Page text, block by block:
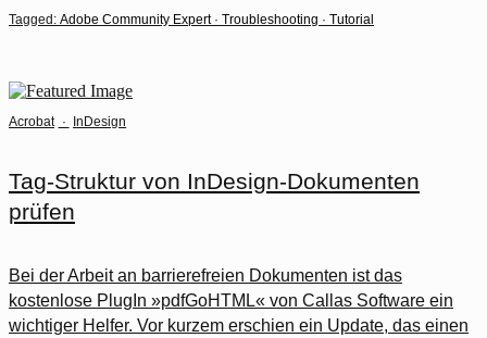
Tagged: Adobe Community Expert· Troubleshooting · Tutorial
Acrobat · InDesign
Tag-Struktur von InDesign-Dokumenten
prüfen
Bei der Arbeit an barrierefreien Dokumenten ist das
kostenlose PlugIn »pdfGoHTML« von Callas Software ein
wichtiger Helfer. Vor kurzem erschien ein Update, das einen